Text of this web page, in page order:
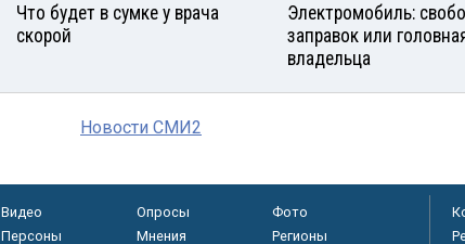
Что будет в сумке у врача
скорой
Электромобиль:
заправок или
владельца
Новости СМИ2
Видео Опросы
Фото
Персоны
Мнения Регионы